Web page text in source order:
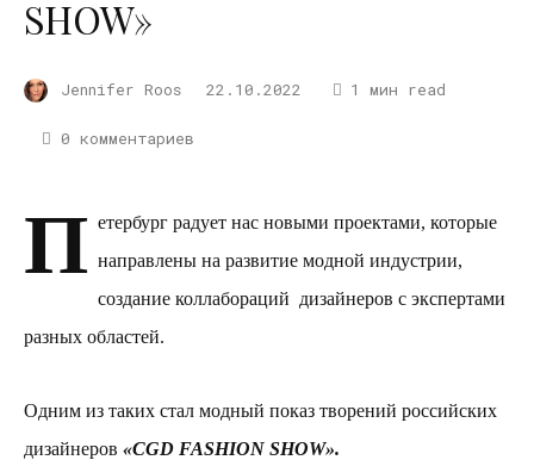
SHOW»
Jennifer Roos 22.10.2022 1 мин read
0 комментариев
П етербург радует нас новыми проектами, которые
направлены на развитие модной индустрии,
создание коллабораций дизайнеров с экспертами
разных областей.
Одним из таких стал модный показ творений российских
дизайнеров «CGD FASHION SHOW».